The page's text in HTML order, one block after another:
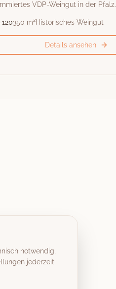
notwendig,
jederzeit
VDP-Weingut in der Pfalz.
-120350 m²Historisches Weingut
Details ansehen